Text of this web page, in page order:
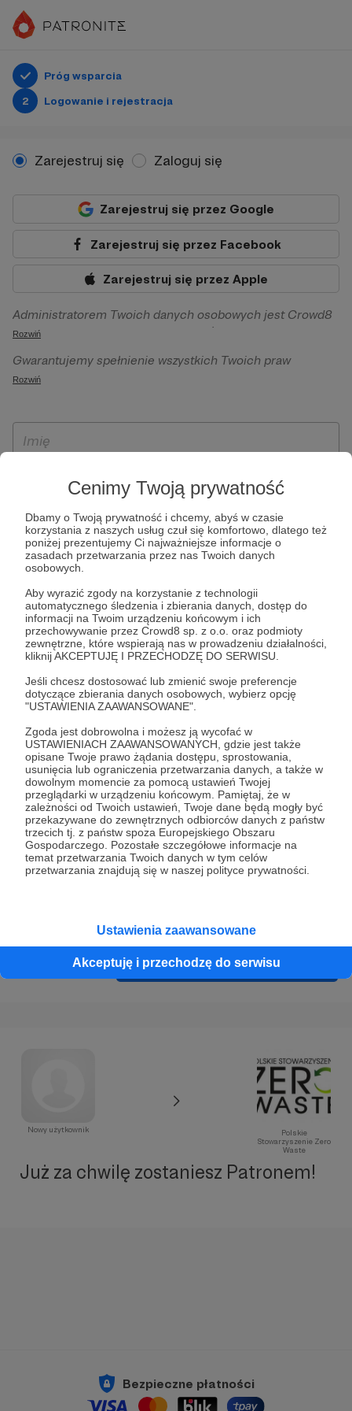
Cenimy Twoją prywatność
Dbamy o Twoją prywatność i chcemy, abyś w czasie
korzystania z naszych usług czuł się komfortowo, dlatego też
poniżej prezentujemy Ci najważniejsze informacje o
zasadach przetwarzania przez nas Twoich danych
osobowych.
Aby wyrazić zgody na korzystanie z technologii
automatycznego śledzenia i zbierania danych, dostęp do
informacji na Twoim urządzeniu końcowym i ich
przechowywanie przez Crowd8 sp. z o.o. oraz podmioty
zewnętrzne, które wspierają nas w prowadzeniu działalności,
kliknij AKCEPTUJĘ I PRZECHODZĘ DO SERWISU.
Jeśli chcesz dostosować lub zmienić swoje preferencje
dotyczące zbierania danych osobowych, wybierz opcję
"USTAWIENIA ZAAWANSOWANE".
Zgoda jest dobrowolna i możesz ją wycofać w
USTAWIENIACH ZAAWANSOWANYCH, gdzie jest także
opisane Twoje prawo żądania dostępu, sprostowania,
usunięcia lub ograniczenia przetwarzania danych, a także w
dowolnym momencie za pomocą ustawień Twojej
przeglądarki w urządzeniu końcowym. Pamiętaj, że w
zależności od Twoich ustawień, Twoje dane będą mogły być
przekazywane do zewnętrznych odbiorców danych z państw
trzecich tj. z państw spoza Europejskiego Obszaru
Gospodarczego. Pozostałe szczegółowe informacje na
temat przetwarzania Twoich danych w tym celów
przetwarzania znajdują się w naszej polityce prywatności.
Ustawienia zaawansowane
Akceptuję i przechodzę do serwisu
Próg wsparcia
2
Logowanie i rejestracja
Zarejestruj się Zaloguj się
Zarejestruj się przez Google
Zarejestruj się przez Facebook
Zarejestruj się przez Apple
Administratorem Twoich danych osobowych jest Crowd8
sp. z o.o. z siedziba w Warszawie, ul. Żwirki i Wigury 16, 02-
092 Warszawa. Twoje dane osobowe będą przetwarzane w
szczególności w celu wykonania umowy zawartej z Tobą, w
Patronite.pl, w tym możliwości dokonywania oraz
otrzymywania wsparcia na naszej platformie oraz
Rozwiń
Gwarantujemy spełnienie wszystkich Twoich praw
wynikających z ogólnego rozporządzenia o ochronie
ich przenoszenia, niepodlegania zautomatyzowanemu
podejmowaniu decyzji, w tym profilowaniu, a także prawo
osobowych. Rejestracja dla osób niepełnoletnich możliwa
jest po przekazaniu podpisanego formularza "Zgodna na
założenie konta przez osobę niepełnoletnią", formularz
dostępny jest na stronie regulaminu Patronite.pl.
Rozwiń
* Zapoznałem się i akceptujęRegulaminserwisu oraz
Prywatności
* Wyrażam zgodę na przetwarzanie moich danych
osobowych podanych w formularzu rejestracyjnym w celu
prawidłowego świadczenia usług serwisu Patronite.
Wyrażam zgodę na otrzymywanie drogą elektroniczną
informacji handlowych - newslettera. Opcja ta może zostać
zmieniona w ustawieniach konta.
Cofnij Zarejestruj się i przejdź dalej
Nowy użytkownik
Polskie
Stowarzyszenie Zero
Waste
Już za chwilę zostaniesz Patronem!
Bezpieczne płatności